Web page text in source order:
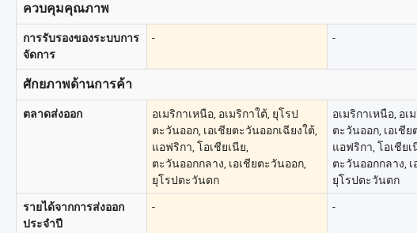
ควบคุมคุณภาพ
การรับรองของระบบการ
จัดการ
- -
ศักยภาพด้านการค้า
ตลาดส่งออก
อเมริกาเหนือ, อเมริกาใต้, ยุโรป
ตะวันออก, เอเชียตะวันออกเฉียงใต้,
แอฟริกา, โอเชียเนีย,
ตะวันออกกลาง, เอเชียตะวันออก,
ยุโรปตะวันตก
อเมริกาเหนือ, อเ
ตะวันออก, เอเชี
แอฟริกา, โอเชียเ
ตะวันออกกลาง,
ยุโรปตะวันตก
รายได้จากการส่งออก
ประจำปี
- -